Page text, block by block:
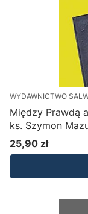
WYDAWNICTWO
Między Prawdą
ks. Szymon
Cena
25,90 zł